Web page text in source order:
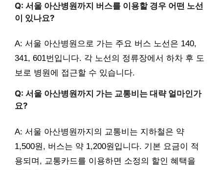
Q: 서울 아산병원까지 버스를 이용할 경우 어떤 노선
이 있나요?
A: 서울 아산병원으로 가는 주요 버스 노선은 140,
341, 601번입니다. 각 노선의 정류장에서 하차 후 도
보로 병원에 접근할 수 있습니다.
Q: 서울 아산병원까지 가는 교통비는 대략 얼마인가
요?
A: 서울 아산병원까지의 교통비는 지하철은 약
1,500원, 버스는 약 1,200원입니다. 기본 요금이 적
용되며, 교통카드를 이용하면 소정의 할인 혜택을